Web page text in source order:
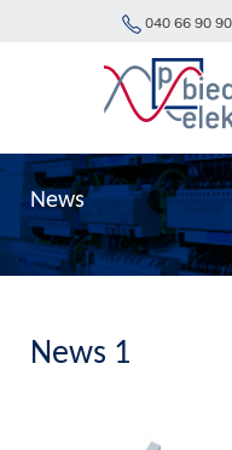
040 66 90
News
News 1